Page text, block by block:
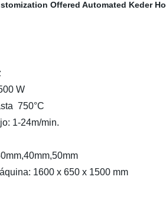
W
750°C
1-24m/min.
1600 x 650 x 1500 mm